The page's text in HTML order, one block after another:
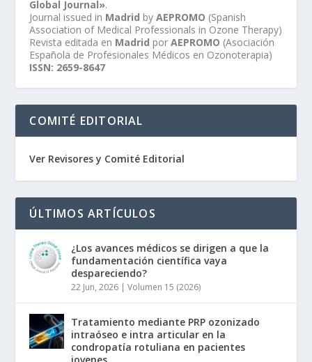
Global Journal».
Journal issued in Madrid byAEPROMO (Spanish
Association of Medical Professionals in Ozone Therapy)
Revista editada en Madrid porAEPROMO (Asociación
Española de Profesionales Médicos en Ozonoterapia)
ISSN: 2659-8647
COMITÉ EDITORIAL
Ver Revisores y Comité Editorial
ÚLTIMOS ARTÍCULOS
¿Los avances médicos se dirigen a que la
fundamentación científica vaya
despareciendo?
22 Jun, 2026 |Volumen 15 (2026)
Tratamiento mediante PRP ozonizado
intraóseo e intra articular en la
condropatía rotuliana en pacientes